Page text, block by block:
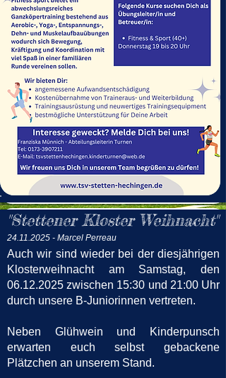
"Stettener Kloster Weihnacht"
24.11.2025 - Marcel Perreau
Auch wir sind wieder bei der diesjährigen
Klosterweihnacht am Samstag, den
06.12.2025 zwischen 15:30 und 21:00 Uhr
durch unsere B-Juniorinnen vertreten.
Neben Glühwein und Kinderpunsch
erwarten euch selbst gebackene
Plätzchen an unserem Stand.